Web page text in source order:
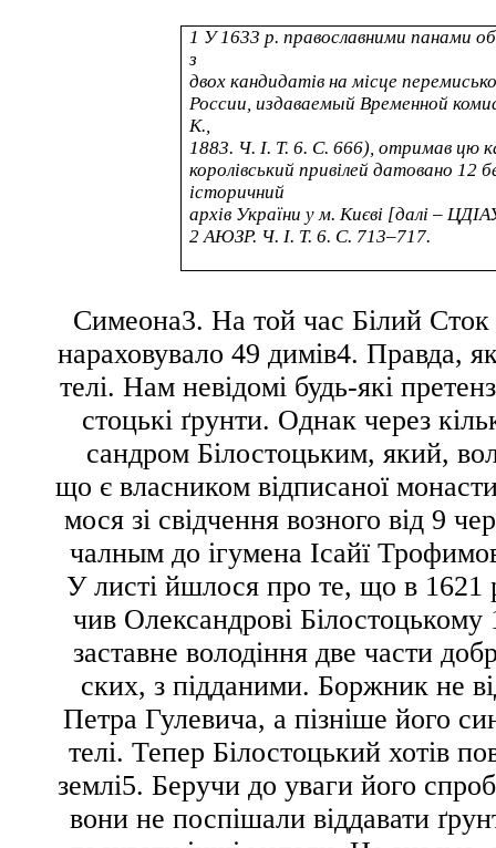
1 У 1633 р. православними панами
з
двох кандидатів на місце
России, издаваемый Временной
К.,
1883. Ч. I. Т. 6. С. 666), отримав цю
королівський привілей датовано
історичний
архів України у м. Києві [далі –
2АЮЗР. Ч. І. Т. 6. С. 713–717.
Симеона3. На той час Білий
нараховувало 49 димів4. Правда,
телі. Нам невідомі будь-які
стоцькі ґрунти. Однак через
сандром Білостоцьким, який,
що є власником відписаної
мося зі свідчення возного від 9
чалным до ігумена Ісайї
У листі йшлося про те, що в 1621
чив Олександрові
заставне володіння две части
ских, з підданими. Боржник не
Петра Гулевича, а пізніше його
телі. Тепер Білостоцький хотів
землі5. Беручи до уваги його
вони не поспішали віддавати